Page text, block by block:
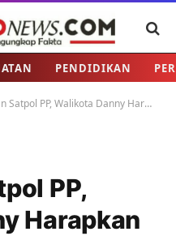
PENDIDIKAN
Walikota Danny Harapkan Komunikasi Humanis Kepada Masyarakat
PP,
Harapkan